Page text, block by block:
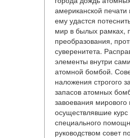
американской
ему удастся
мир в былых рамках,
преобразования,
суверенитета.
элементы внутри
атомной бомбой.
наложения строгого
запасов атомных
завоевания
осуществлявшие
специального
руководством совет